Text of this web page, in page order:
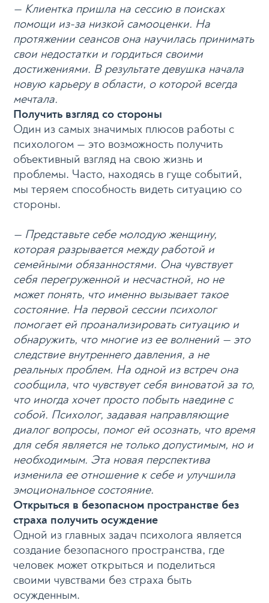
— Клиентка пришла на сессию в поисках
помощи из-за низкой самооценки. На
протяжении сеансов она научилась принимать
свои недостатки и гордиться своими
достижениями. В результате девушка начала
новую карьеру в области, о которой всегда
мечтала.
Получить взгляд со стороны
Один из самых значимых плюсов работы с
психологом — это возможность получить
объективный взгляд на свою жизнь и
проблемы. Часто, находясь в гуще событий,
мы теряем способность видеть ситуацию со
стороны.
— Представьте себе молодую женщину,
которая разрывается между работой и
семейными обязанностями. Она чувствует
себя перегруженной и несчастной, но не
может понять, что именно вызывает такое
состояние. На первой сессии психолог
помогает ей проанализировать ситуацию и
обнаружить, что многие из ее волнений — это
следствие внутреннего давления, а не
реальных проблем. На одной из встреч она
сообщила, что чувствует себя виноватой за то,
что иногда хочет просто побыть наедине с
собой. Психолог, задавая направляющие
диалог вопросы, помог ей осознать, что время
для себя является не только допустимым, но и
необходимым. Эта новая перспектива
изменила ее отношение к себе и улучшила
эмоциональное состояние.
Открыться в безопасном пространстве без
страха получить осуждение
Одной из главных задач психолога является
создание безопасного пространства, где
человек может открыться и поделиться
своими чувствами без страха быть
осужденным.